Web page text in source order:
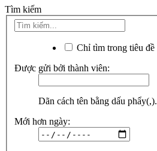
Tìm kiếm
Chỉ tìm trong tiêu đề
Được gửi bởi thành viên:
Dãn cách tên bằng dấu phẩy(,).
Mới hơn ngày: